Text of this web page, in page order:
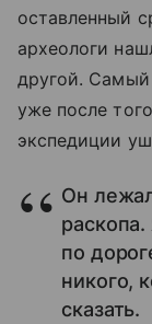
оставленный
археологи
другой. Самый
уже после
экспедиции
Он
раскопа.
по
никого,
сказать.